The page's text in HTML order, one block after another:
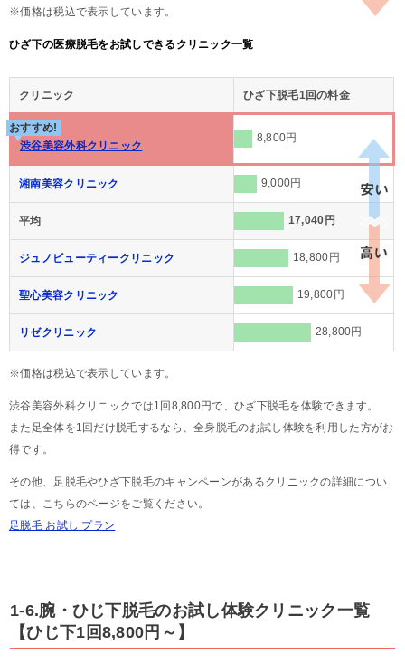
※価格は税込で表示しています。
ひざ下の医療脱毛をお試しできるクリニック一覧
クリニック ひざ下脱毛1回の料金
おすすめ!
渋谷美容外科クリニック
8,800円
湘南美容クリニック 9,000円
平均 17,040円
ジュノビューティークリニック 18,800円
聖心美容クリニック 19,800円
リゼクリニック 28,800円
※価格は税込で表示しています。
渋谷美容外科クリニックでは1回8,800円で、ひざ下脱毛を体験できます。
また足全体を1回だけ脱毛するなら、全身脱毛のお試し体験を利用した方がお
得です。
その他、足脱毛やひざ下脱毛のキャンペーンがあるクリニックの詳細につい
ては、こちらのページをご覧ください。
足脱毛 お試し プラン
1-6.腕・ひじ下脱毛のお試し体験クリニック一覧
【ひじ下1回8,800円～】